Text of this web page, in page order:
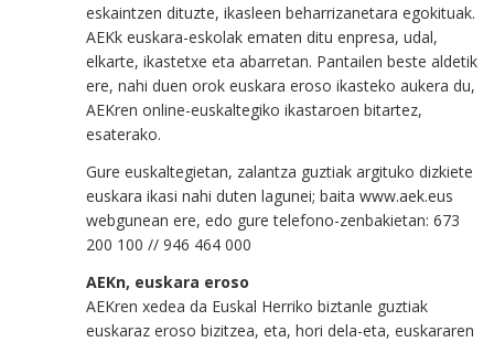
eskaintzen dituzte, ikasleen beharrizanetara egokituak.
AEKk euskara-eskolak ematen ditu enpresa, udal,
elkarte, ikastetxe eta abarretan. Pantailen beste aldetik
ere, nahi duen orok euskara eroso ikasteko aukera du,
AEKren online-euskaltegiko ikastaroen bitartez,
esaterako.
Gure euskaltegietan, zalantza guztiak argituko dizkiete
euskara ikasi nahi duten lagunei; baita www.aek.eus
webgunean ere, edo gure telefono-zenbakietan: 673
200 100 // 946 464 000
AEKn, euskara eroso
AEKren xedea da Euskal Herriko biztanle guztiak
euskaraz eroso bizitzea, eta, hori dela-eta, euskararen